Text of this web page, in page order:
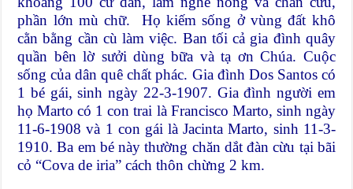
phần lớn mù chữ. Họ kiếm sống ở vùng đất khô
cằn bằng cần cù làm việc. Ban tối cả gia đình quây
quần bên lờ sưởi dùng bữa và tạ ơn Chúa. Cuộc
sống của dân quê chất phác. Gia đình Dos Santos có
1 bé gái, sinh ngày 22-3-1907. Gia đình người em
họ Marto có 1 con trai là Francisco Marto, sinh ngày
11-6-1908 và 1 con gái là Jacinta Marto, sinh 11-3-
1910. Ba em bé này thường chăn dắt đàn cừu tại bãi
cỏ “Cova de iria” cách thôn chừng 2 km.